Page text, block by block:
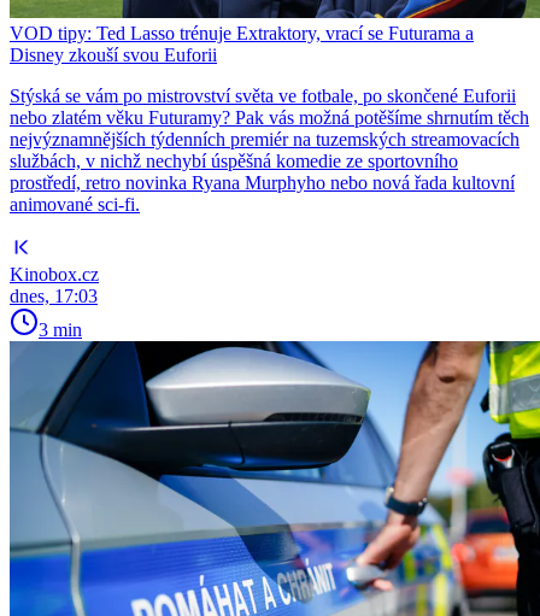
VOD tipy: Ted Lasso trénuje Extraktory, vrací se Futurama a
Disney zkouší svou Euforii
Stýská se vám po mistrovství světa ve fotbale, po skončené Euforii
nebo zlatém věku Futuramy? Pak vás možná potěšíme shrnutím těch
nejvýznamnějších týdenních premiér na tuzemských streamovacích
službách, v nichž nechybí úspěšná komedie ze sportovního
prostředí, retro novinka Ryana Murphyho nebo nová řada kultovní
animované sci-fi.
Kinobox.cz
dnes, 17:03
3 min